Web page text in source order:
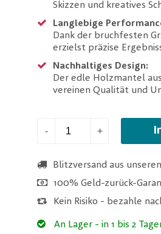
Skizzen und kreatives
Langlebige
Dank der bruchfesten
erzielst präzise
Nachhaltiges Design:
Der edle Holzmantel
vereinen Qualität und
- +
Blitzversand aus
100% Geld-zurück-
Kein Risiko - bezahle
An Lager - in 1 bis 2